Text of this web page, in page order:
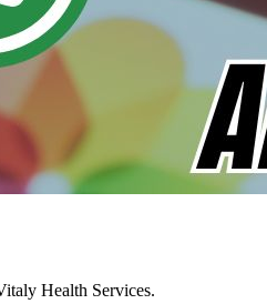
Health Services.